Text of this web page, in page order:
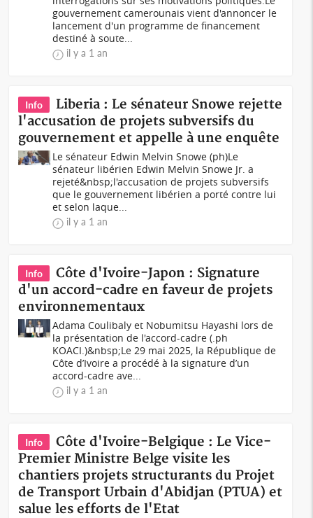
gouvernement camerounais vient d'annoncer le
lancement d'un programme de financement
destiné à soute...
il y a 1 an
Info
Liberia : Le sénateur Snowe rejette
l'accusation de projets subversifs du
gouvernement et appelle à une enquête
Le sénateur Edwin Melvin Snowe (ph)Le
sénateur libérien Edwin Melvin Snowe Jr. a
rejeté&nbsp;l'accusation de projets subversifs
que le gouvernement libérien a porté contre lui
et selon laque...
il y a 1 an
Info
Côte d'Ivoire-Japon : Signature
d'un accord-cadre en faveur de projets
environnementaux
Adama Coulibaly et Nobumitsu Hayashi lors de
la présentation de l'accord-cadre (.ph
KOACI.)&nbsp;Le 29 mai 2025, la République de
Côte d’Ivoire a procédé à la signature d’un
accord-cadre ave...
il y a 1 an
Info
Côte d'Ivoire-Belgique : Le Vice-
Premier Ministre Belge visite les
chantiers projets structurants du Projet
de Transport Urbain d'Abidjan (PTUA) et
salue les efforts de l'Etat